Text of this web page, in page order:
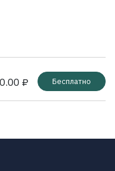
0.00 ₽ Бесплатно